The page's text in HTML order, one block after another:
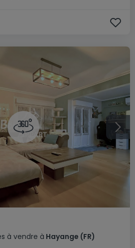
à vendre à Hayange (FR)